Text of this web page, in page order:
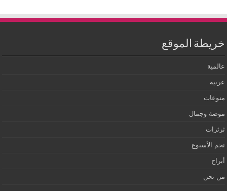
خريطة الموقع
عالمية
عربية
منوعات
موضة وجمال
ثرثرات
نجم الأسبوع
أبراج
من نحن